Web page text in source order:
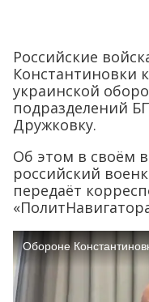
Российские
Константиновки
украинской
подразделений
Дружковку.
Об этом в своём
российский
передаёт